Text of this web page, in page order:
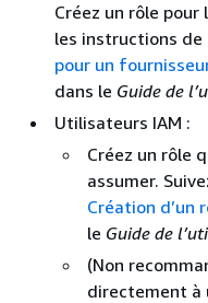
Créez un rôle
les instructions de
pour un
dans le Guide de
Utilisateurs IAM :
Créez un rôle
assumer.
Création d’un
le Guide de
(Non
directement à